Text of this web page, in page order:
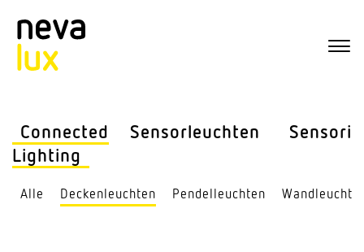
Connected
Lighting
Sensor­leuchten Sensorik
Alle Decken­leuchten Pendel­leuchten